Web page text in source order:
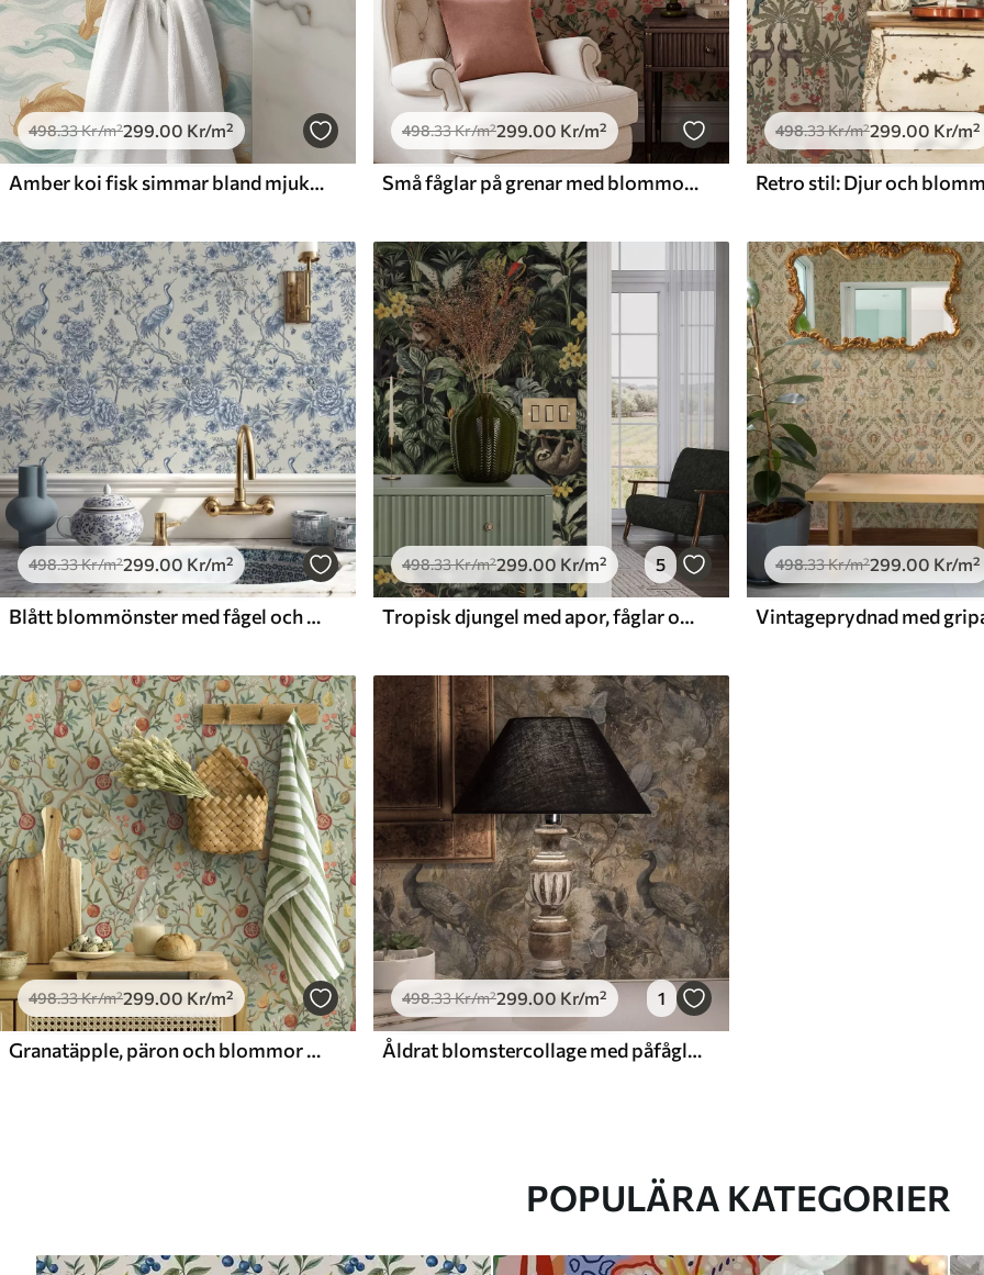
498.33Kr/m²299.00 Kr/m²
Amber koi fisk simmar bland mjuka turkosa vågor
498.33Kr/m²299.00 Kr/m²
Små fåglar på grenar med blommor mot ljus bakgrund
498.33Kr/m²299.00 Kr/m²
498.33Kr/m²299.00 Kr/m²
Blått blommönster med fågel och grenar
498.33Kr/m²299.00 Kr/m² 5
Tropisk djungel med apor, fåglar och täta bladverk
498.33Kr/m²299.00 Kr/m²
498.33Kr/m²299.00 Kr/m²
Granatäpple, päron och blommor på en ljusgrön bakgrund
498.33Kr/m²299.00 Kr/m² 1
Åldrat blomstercollage med påfåglar och fjärilar
POPULÄRA KATEGORIER